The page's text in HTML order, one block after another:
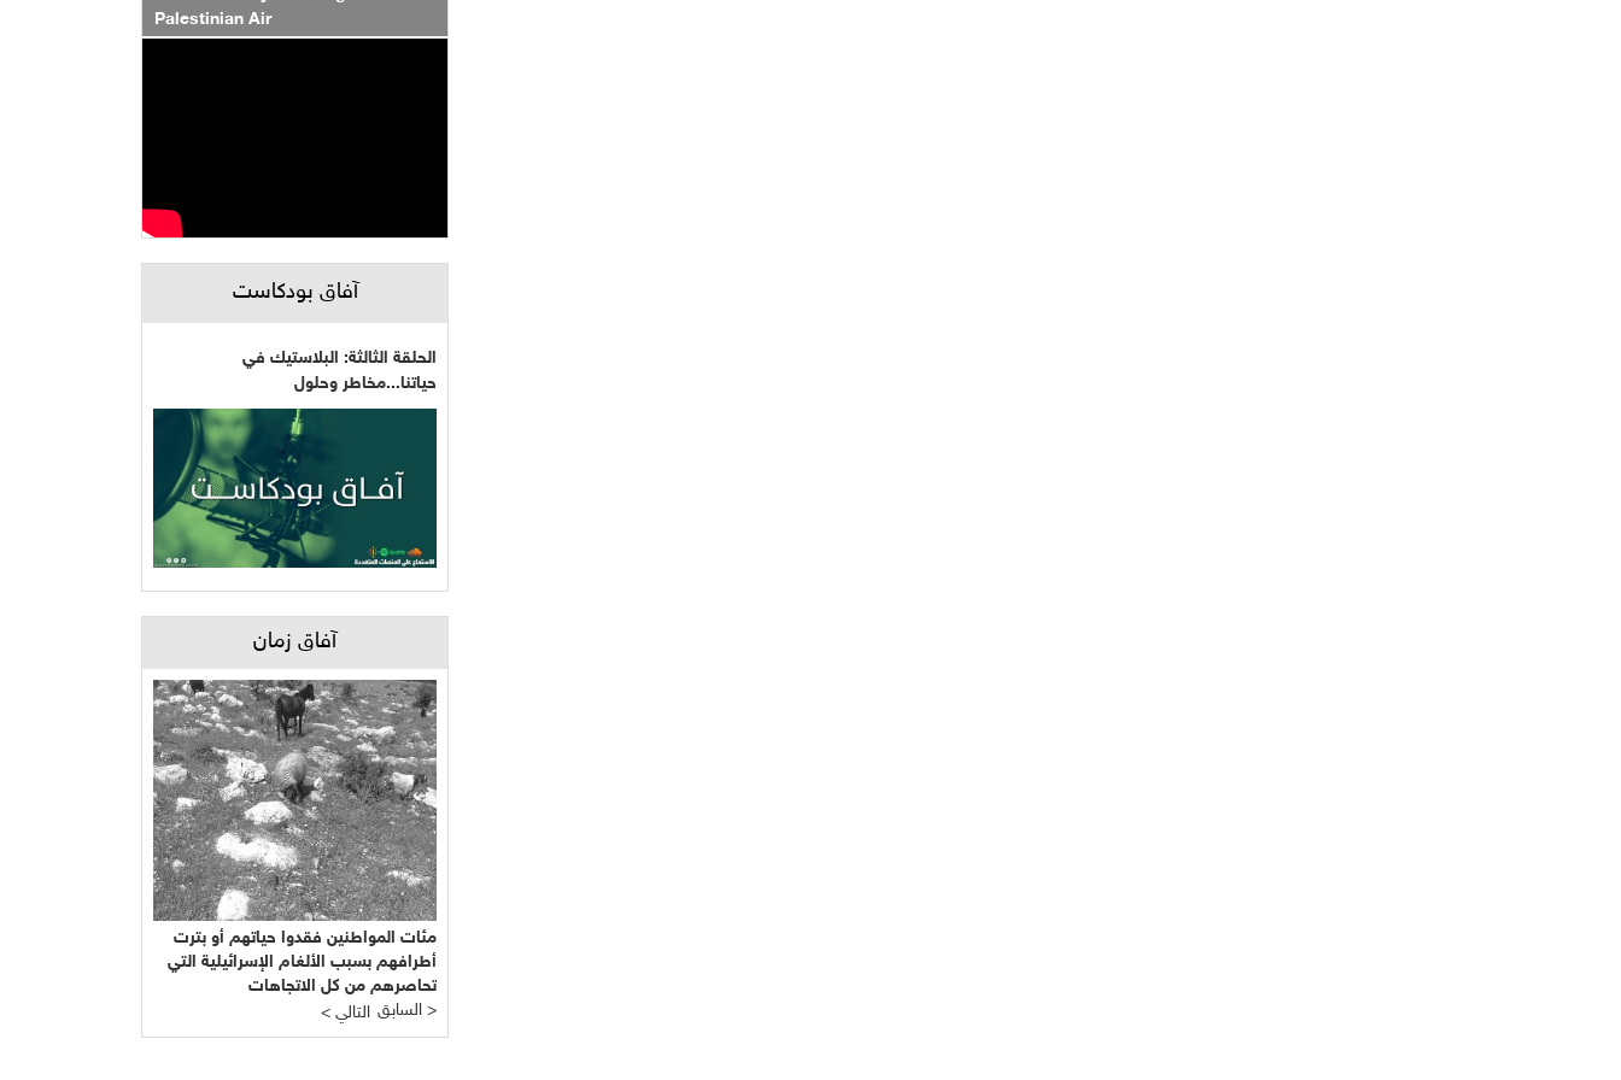
Palestinian Air
آفاق بودكاست
الحلقة الثالثة: البلاستيك في
حياتنا...مخاطر وحلول
آفاق زمان
مئات المواطنين فقدوا حياتهم أو بترت
أطرافهم بسبب الألغام الإسرائيلية التي
تحاصرهم من كل الاتجاهات
< التالي
السابق >